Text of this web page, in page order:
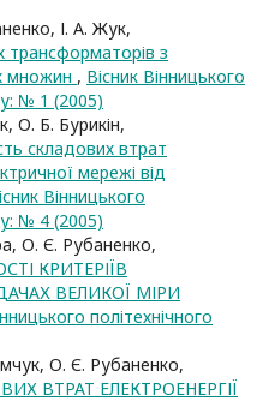
І. А. Жук,
трансформаторів з
множин , Вісник Вінницького
№ 1 (2005)
О. Б. Бурикін,
складових втрат
мережі від
Вінницького
№ 4 (2005)
О. Є. Рубаненко,
КРИТЕРІЇВ
ВЕЛИКОЇ МІРИ
політехнічного
О. Є. Рубаненко,
ВТРАТ ЕЛЕКТРОЕНЕРГІЇ